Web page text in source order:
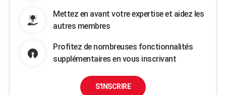
Mettez en avant votre expertise et aidez les
autres membres
Profitez de nombreuses fonctionnalités
supplémentaires en vous inscrivant
S'INSCRIRE